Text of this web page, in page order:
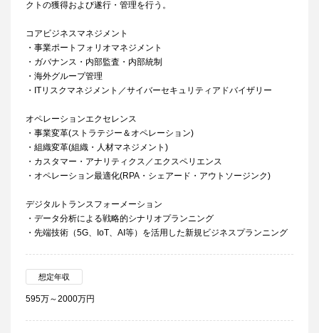
クトの獲得および遂行・管理を行う。
コアビジネスマネジメント
・事業ポートフォリオマネジメント
・ガバナンス・内部監査・内部統制
・海外グループ管理
・ITリスクマネジメント／サイバーセキュリティアドバイザリー
オペレーションエクセレンス
・事業変革(ストラテジー＆オペレーション)
・組織変革(組織・人材マネジメント)
・カスタマー・アナリティクス／エクスペリエンス
・オペレーション最適化(RPA・シェアード・アウトソージンク)
デジタルトランスフォーメーション
・データ分析による戦略的シナリオプランニング
・先端技術（5G、IoT、AI等）を活用した新規ビジネスプランニング
想定年収
595万～2000万円